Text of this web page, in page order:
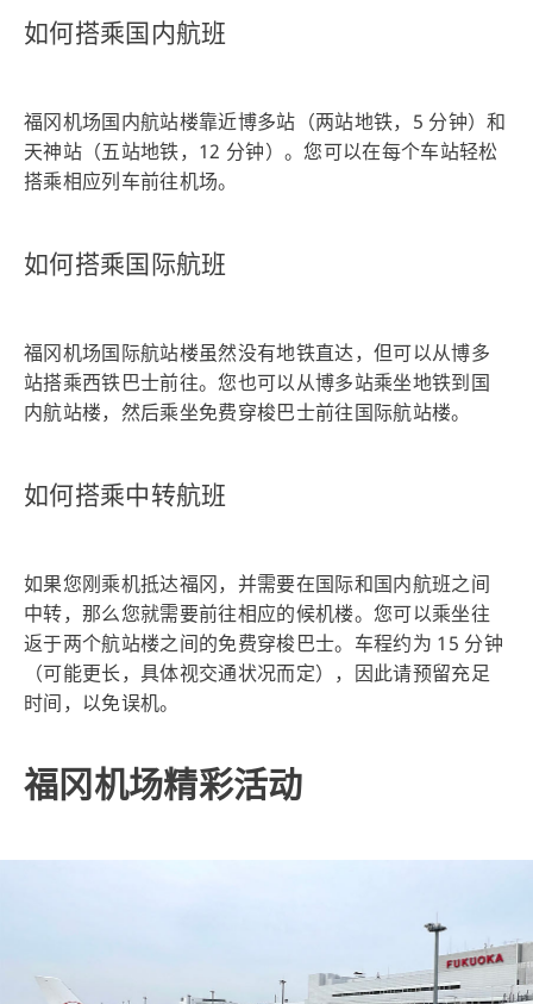
如何搭乘国内航班
福冈机场国内航站楼靠近博多站（两站地铁，5 分钟）和
天神站（五站地铁，12 分钟）。您可以在每个车站轻松
搭乘相应列车前往机场。
如何搭乘国际航班
福冈机场国际航站楼虽然没有地铁直达，但可以从博多
站搭乘西铁巴士前往。您也可以从博多站乘坐地铁到国
内航站楼，然后乘坐免费穿梭巴士前往国际航站楼。
如何搭乘中转航班
如果您刚乘机抵达福冈，并需要在国际和国内航班之间
中转，那么您就需要前往相应的候机楼。您可以乘坐往
返于两个航站楼之间的免费穿梭巴士。车程约为 15 分钟
（可能更长，具体视交通状况而定），因此请预留充足
时间，以免误机。
福冈机场精彩活动